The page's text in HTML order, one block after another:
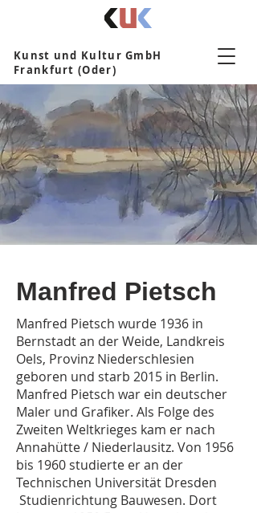
Kunst und Kultur GmbH
Frankfurt (Oder)
Manfred Pietsch
Manfred Pietsch wurde 1936 in
Bernstadt an der Weide, Landkreis
Oels, Provinz Niederschlesien
geboren und starb 2015 in Berlin.
Manfred Pietsch war ein deutscher
Maler und Grafiker. Als Folge des
Zweiten Weltkrieges kam er nach
Annahütte / Niederlausitz. Von 1956
bis 1960 studierte er an der
Technischen Universität Dresden
Studienrichtung Bauwesen. Dort